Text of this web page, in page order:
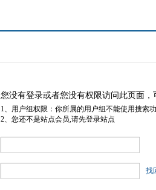
您没有登录或者您没有权限访问此页面
1、用户组权限：你所属的用户组不能使用搜索
2、您还不是站点会员,请先登录站点
找